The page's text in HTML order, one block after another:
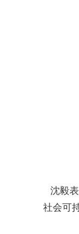
沈毅
社会可